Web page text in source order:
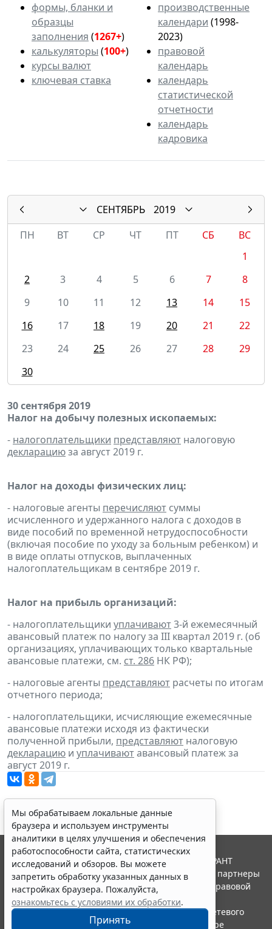
формы, бланки и
образцы
заполнения (1267+)
калькуляторы (100+)
курсы валют
ключевая ставка
производственные
календари (1998-
2023)
правовой
календарь
календарь
статистической
отчетности
календарь
кадровика
СЕНТЯБРЬ
2019
ПН
ВТ СР ЧТ ПТ СБ
ВС
1
2
3 4 5 6 7
8
9
10 11 12 13 14
15
16
17 18 19 20 21
22
23
24 25 26 27 28
29
30
30 сентября 2019
Налог на добычу полезных ископаемых:
- налогоплательщики представляют налоговую
декларациюза август 2019 г.
Налог на доходы физических лиц:
- налоговые агенты перечисляют суммы
исчисленного и удержанного налога с доходов в
виде пособий по временной нетрудоспособности
(включая пособие по уходу за больным ребенком) и
в виде оплаты отпусков, выплаченных
налогоплательщикам в сентябре 2019 г.
Налог на прибыль организаций:
- налогоплательщики уплачивают3-й ежемесячный
авансовый платеж по налогу за III квартал 2019 г. (об
организациях, уплачивающих только квартальные
авансовые платежи, см. ст. 286 НК РФ);
- налоговые агенты представляют расчеты по итогам
отчетного периода;
- налогоплательщики, исчисляющие ежемесячные
авансовые платежи исходя из фактически
полученной прибыли, представляют налоговую
декларацию и уплачиваютавансовый платеж за
август 2019 г.
Мы обрабатываем локальные данные
браузера и используем инструменты
аналитики в целях улучшения и обеспечения
работоспособности сайта, статистических
исследований и обзоров. Вы можете
запретить обработку указанных данных в
настройках браузера. Пожалуйста,
ознакомьтесь с условиями их обработки.
Принять
© ООО "НПП "ГАРАНТ-СЕРВИС", 2026. Система ГАРАНТ
выпускается с 1990 года. Компания "Гарант" и ее партнеры
являются участниками Российской ассоциации правовой
информации ГАРАНТ.
Портал ГАРАНТ.РУ зарегистрирован в качестве сетевого
издания Федеральной службой по надзору в сфере